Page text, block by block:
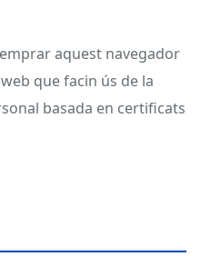
aquest navegador
que facin ús de la
basada en certificats